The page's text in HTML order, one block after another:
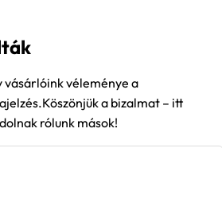
vásárlóink véleménye a
a bizalmat – itt
rólunk mások!